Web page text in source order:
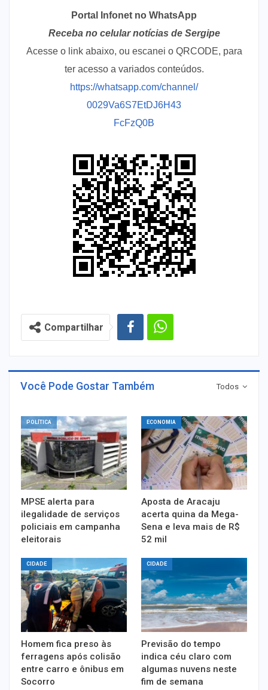
Portal Infonet no WhatsApp
Receba no celular notícias de Sergipe
Acesse o link abaixo, ou escanei o QRCODE, para
ter acesso a variados conteúdos.
https://whatsapp.com/channel/
0029Va6S7EtDJ6H43
FcFzQ0B
Compartilhar
Todos
Você Pode Gostar Também
POLÍTICA
MPSE alerta para
ilegalidade de serviços
policiais em campanha
eleitorais
ECONOMIA
Aposta de Aracaju
acerta quina da Mega-
Sena e leva mais de R$
52 mil
CIDADE
Homem fica preso às
ferragens após colisão
entre carro e ônibus em
Socorro
CIDADE
Previsão do tempo
indica céu claro com
algumas nuvens neste
fim de semana